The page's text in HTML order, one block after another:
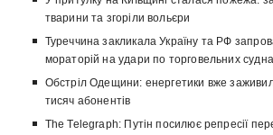
тварини та згоріли вольєри
Туреччина закликала Україну та РФ
мораторій на удари по торговельних
Обстріл Одещини: енергетики вже
тисяч абонентів
The Telegraph: Путін посилює репресії